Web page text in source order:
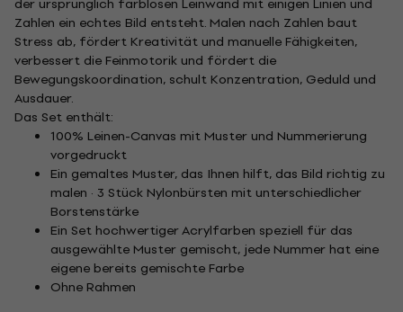
Zahlen ein echtes Bild entsteht. Malen nach Zahlen baut
Stress ab, fördert Kreativität und manuelle Fähigkeiten,
verbessert die Feinmotorik und fördert die
Bewegungskoordination, schult Konzentration, Geduld und
Ausdauer.
Das Set enthält:
100% Leinen-Canvas mit Muster und Nummerierung
vorgedruckt
Ein gemaltes Muster, das Ihnen hilft, das Bild richtig zu
malen · 3 Stück Nylonbürsten mit unterschiedlicher
Borstenstärke
Ein Set hochwertiger Acrylfarben speziell für das
ausgewählte Muster gemischt, jede Nummer hat eine
eigene bereits gemischte Farbe
Ohne Rahmen